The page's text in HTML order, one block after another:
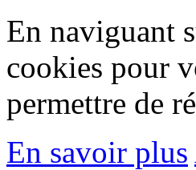
En naviguant
cookies pour
permettre de
En savoir plus